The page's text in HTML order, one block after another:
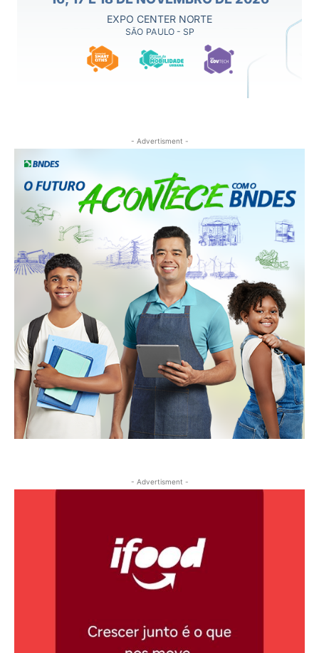
- Advertisment -
- Advertisment -